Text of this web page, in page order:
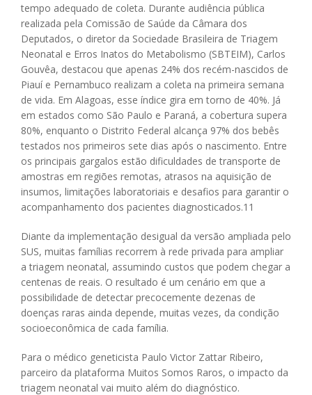
tempo adequado de coleta. Durante audiência pública
realizada pela Comissão de Saúde da Câmara dos
Deputados, o diretor da Sociedade Brasileira de Triagem
Neonatal e Erros Inatos do Metabolismo (SBTEIM), Carlos
Gouvêa, destacou que apenas 24% dos recém-nascidos de
Piauí e Pernambuco realizam a coleta na primeira semana
de vida. Em Alagoas, esse índice gira em torno de 40%. Já
em estados como São Paulo e Paraná, a cobertura supera
80%, enquanto o Distrito Federal alcança 97% dos bebês
testados nos primeiros sete dias após o nascimento. Entre
os principais gargalos estão dificuldades de transporte de
amostras em regiões remotas, atrasos na aquisição de
insumos, limitações laboratoriais e desafios para garantir o
acompanhamento dos pacientes diagnosticados.11
Diante da implementação desigual da versão ampliada pelo
SUS, muitas famílias recorrem à rede privada para ampliar
a triagem neonatal, assumindo custos que podem chegar a
centenas de reais. O resultado é um cenário em que a
possibilidade de detectar precocemente dezenas de
doenças raras ainda depende, muitas vezes, da condição
socioeconômica de cada família.
Para o médico geneticista Paulo Victor Zattar Ribeiro,
parceiro da plataforma Muitos Somos Raros, o impacto da
triagem neonatal vai muito além do diagnóstico.